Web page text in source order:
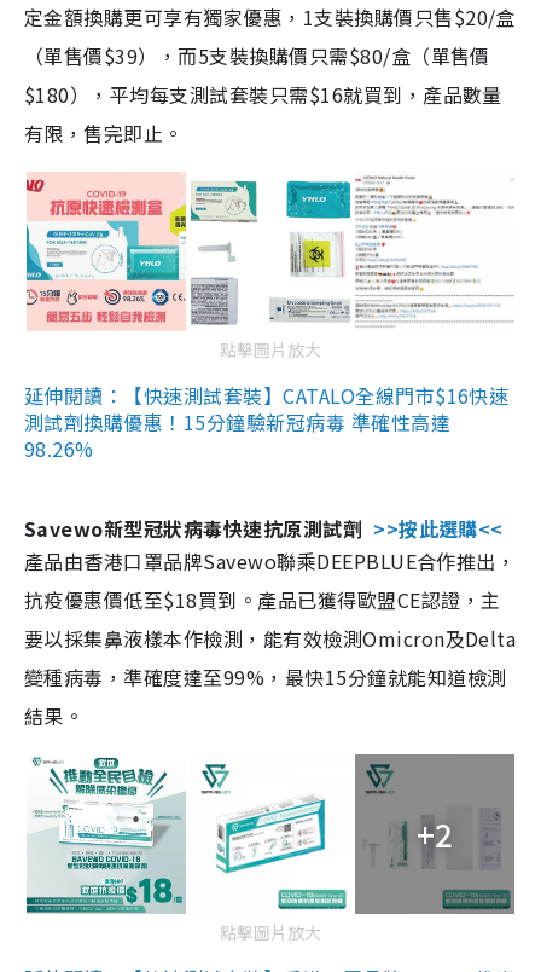
定金額換購更可享有獨家優惠，1支裝換購價只售$20/盒
（單售價$39），而5支裝換購價只需$80/盒（單售價
$180），平均每支測試套裝只需$16就買到，產品數量
有限，售完即止。
點擊圖片放大
延伸閱讀：【快速測試套裝】CATALO全線門市$16快速
測試劑換購優惠！15分鐘驗新冠病毒 準確性高達
98.26%
Savewo新型冠狀病毒快速抗原測試劑 >>按此選購<<
產品由香港口罩品牌Savewo聯乘DEEPBLUE合作推出，
抗疫優惠價低至$18買到。產品已獲得歐盟CE認證，主
要以採集鼻液樣本作檢測，能有效檢測Omicron及Delta
變種病毒，準確度達至99%，最快15分鐘就能知道檢測
結果。
+2
點擊圖片放大